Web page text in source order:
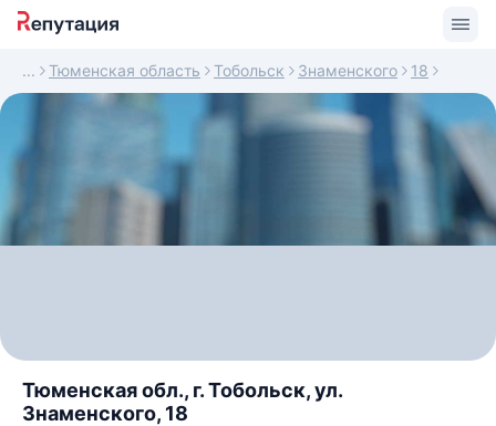
Тюменская область Тобольск Знаменского 18
Тюменская обл., г. Тобольск, ул.
Знаменского, 18